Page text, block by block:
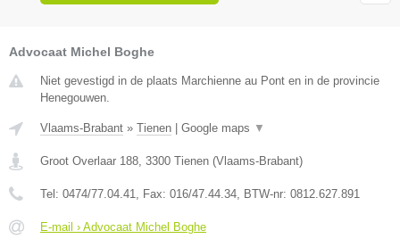
Advocaat Michel Boghe
Niet gevestigd in de plaats Marchienne au Pont en in de provincie
Henegouwen.
Vlaams-Brabant » Tienen | Google maps ▼
Groot Overlaar 188 3300 Tienen (Vlaams-Brabant)
Tel: 0474/77.04.41 , Fax: 016/47.44.34 , BTW-nr: ​0812.627.891
E-mail › Advocaat Michel Boghe